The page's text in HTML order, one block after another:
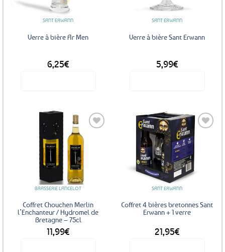
SANT ERWANN
Verre à bière Ar Men
6,25€
SANT ERWANN
Verre à bière Sant Erwann
5,99€
BRASSERIE LANCELOT
Coffret Chouchen Merlin
l’Enchanteur / Hydromel de
Bretagne – 75cl
11,99€
SANT ERWANN
Coffret 4 bières bretonnes Sant
Erwann + 1 verre
21,95€